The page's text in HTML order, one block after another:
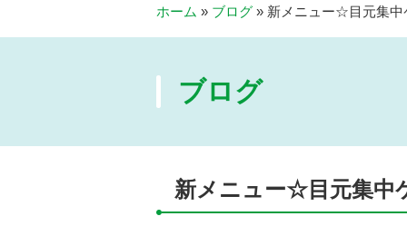
ホーム » ブログ » 新メニュー☆目元集中
ブログ
新メニュー☆目元集中